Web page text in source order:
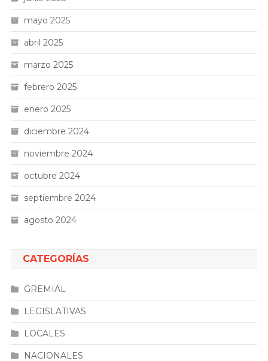
mayo 2025
abril 2025
marzo 2025
febrero 2025
enero 2025
diciembre 2024
noviembre 2024
octubre 2024
septiembre 2024
agosto 2024
CATEGORÍAS
GREMIAL
LEGISLATIVAS
LOCALES
NACIONALES